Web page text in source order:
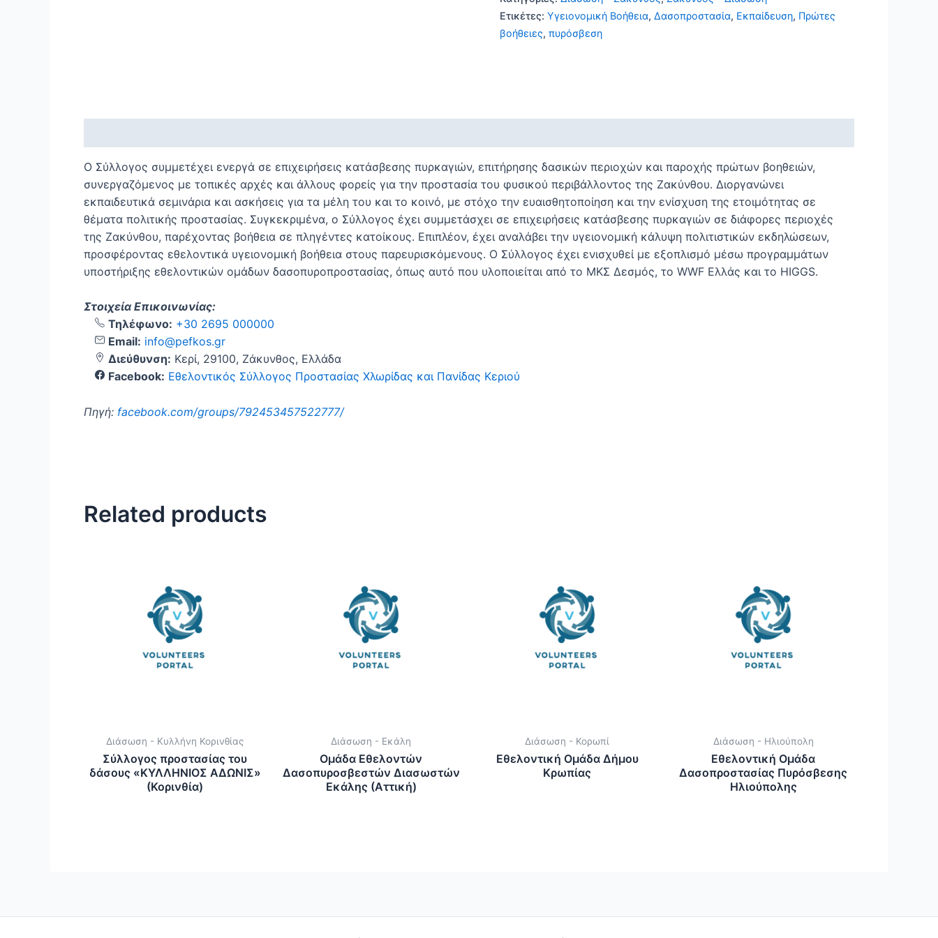
Ετικέτες:Yγειονομική Bοήθεια,Δασοπροστασία, Εκπαίδευση, Πρώτες
βοήθειες,πυρόσβεση
Ο Σύλλογος συμμετέχει ενεργά σε επιχειρήσεις κατάσβεσης πυρκαγιών, επιτήρησης δασικών περιοχών και παροχής πρώτων βοηθειών,
συνεργαζόμενος με τοπικές αρχές και άλλους φορείς για την προστασία του φυσικού περιβάλλοντος της Ζακύνθου. Διοργανώνει
εκπαιδευτικά σεμινάρια και ασκήσεις για τα μέλη του και το κοινό, με στόχο την ευαισθητοποίηση και την ενίσχυση της ετοιμότητας σε
θέματα πολιτικής προστασίας. Συγκεκριμένα, ο Σύλλογος έχει συμμετάσχει σε επιχειρήσεις κατάσβεσης πυρκαγιών σε διάφορες περιοχές
της Ζακύνθου, παρέχοντας βοήθεια σε πληγέντες κατοίκους. Επιπλέον, έχει αναλάβει την υγειονομική κάλυψη πολιτιστικών εκδηλώσεων,
προσφέροντας εθελοντικά υγειονομική βοήθεια στους παρευρισκόμενους. Ο Σύλλογος έχει ενισχυθεί με εξοπλισμό μέσω προγραμμάτων
υποστήριξης εθελοντικών ομάδων δασοπυροπροστασίας, όπως αυτό που υλοποιείται από το ΜΚΣ Δεσμός, το WWF Ελλάς και το HIGGS.
Στοιχεία Επικοινωνίας:
Τηλέφωνο: +30 2695 000000
Email: info@pefkos.gr
Διεύθυνση: Κερί, 29100, Ζάκυνθος, Ελλάδα
Facebook: Εθελοντικός Σύλλογος Προστασίας Χλωρίδας και Πανίδας Κεριού
Πηγή: facebook.com/groups/792453457522777/
Related products
Διάσωση - Κυλλήνη Κορινθίας
Σύλλογος προστασίας του
δάσους «ΚΥΛΛΗΝΙΟΣ ΑΔΩΝΙΣ»
(Κορινθία)
Διάσωση - Εκάλη
Ομάδα Εθελοντών
Δασοπυροσβεστών Διασωστών
Εκάλης (Αττική)
Διάσωση - Κορωπί
Εθελοντική Ομάδα Δήμου
Κρωπίας
Διάσωση - Ηλιούπολη
Εθελοντική Ομάδα
Δασοπροστασίας Πυρόσβεσης
Ηλιούπολης